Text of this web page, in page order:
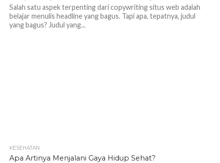
Salah satu aspek terpenting dari copywriting situs web adalah
belajar menulis headline yang bagus. Tapi apa, tepatnya, judul
yang bagus? Judul yang...
KESEHATAN
Apa Artinya Menjalani Gaya Hidup Sehat?